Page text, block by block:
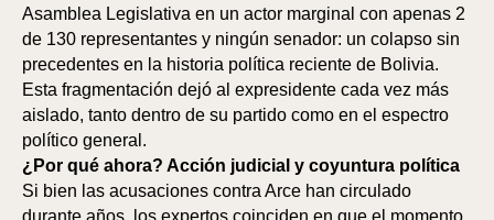
Asamblea Legislativa en un actor marginal con apenas 2
de 130 representantes y ningún senador: un colapso sin
precedentes en la historia política reciente de Bolivia.
Esta fragmentación dejó al expresidente cada vez más
aislado, tanto dentro de su partido como en el espectro
político general.
¿Por qué ahora? Acción judicial y coyuntura política
Si bien las acusaciones contra Arce han circulado